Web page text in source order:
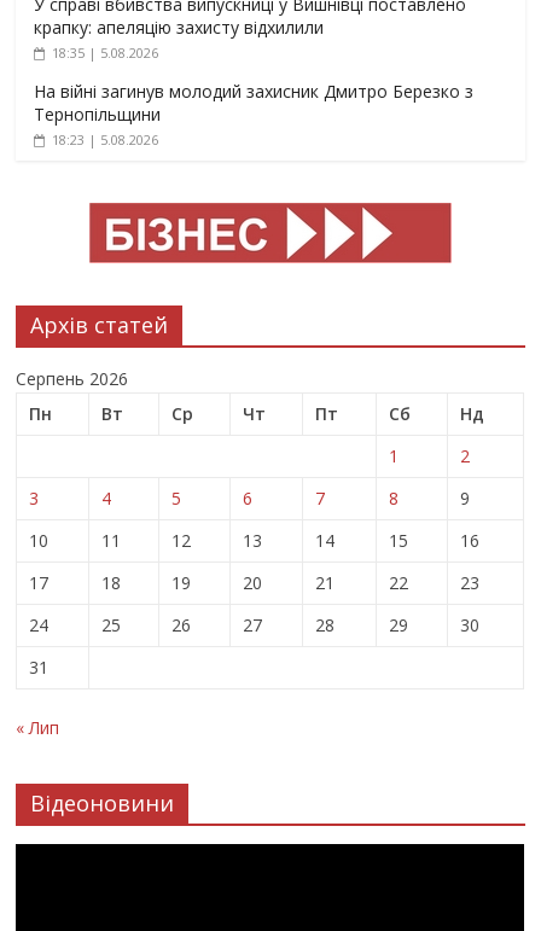
крапку: апеляцію захисту відхилили
18:35 | 5.08.2026
На війні загинув молодий захисник Дмитро Березко з
Тернопільщини
18:23 | 5.08.2026
Архів статей
Серпень 2026
Пн
Вт Ср Чт Пт Сб
Нд
1
2
3
4 5 6 7 8
9
10
11 12 13 14 15
16
17
18 19 20 21 22
23
24
25 26 27 28 29
30
31
« Лип
Відеоновини